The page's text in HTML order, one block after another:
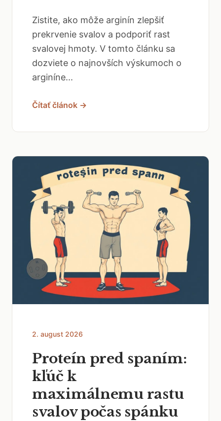
Zistite, ako môže arginín zlepšiť
prekrvenie svalov a podporiť rast
svalovej hmoty. V tomto článku sa
dozviete o najnovších výskumoch o
arginíne...
Čítať článok →
2. august 2026
Proteín pred spaním:
kľúč k
maximálnemu rastu
svalov počas spánku